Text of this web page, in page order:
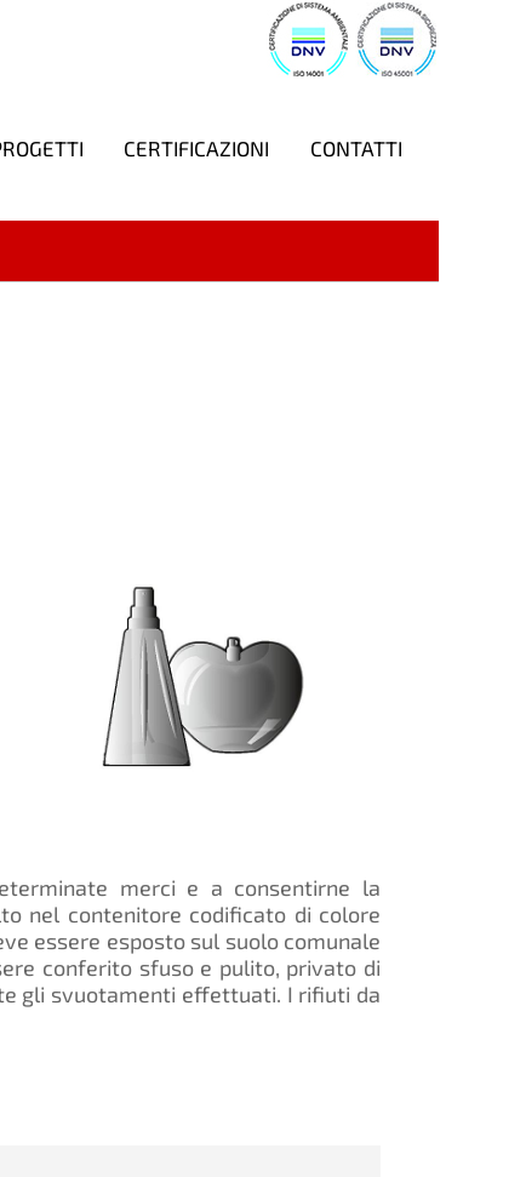
CERTIFICAZIONI CONTATTI
merci e a consentirne la
nel contenitore codificato di colore
essere esposto sul suolo comunale
conferito sfuso e pulito, privato di
gli svuotamenti effettuati. I rifiuti da